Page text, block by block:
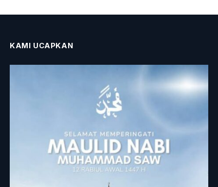
KAMI UCAPKAN